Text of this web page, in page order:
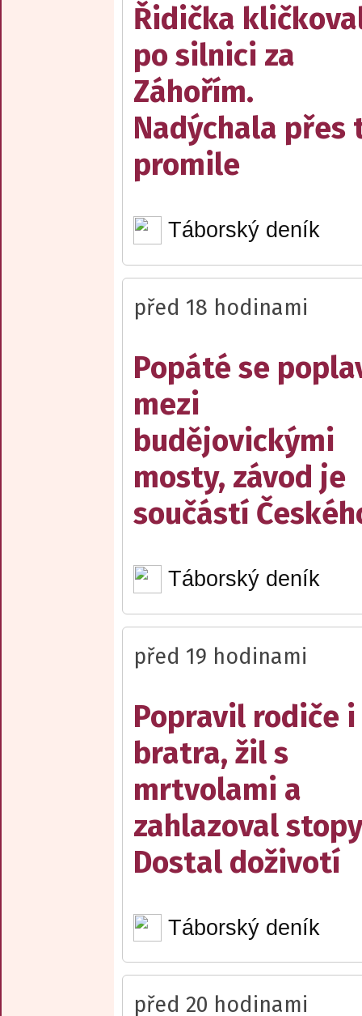
Řidička
po silnici za
Záhořím.
Nadýchala přes
promile
Táborský deník
před 18 hodinami
Popáté se
mezi
budějovickými
mosty, závod je
součástí
Táborský deník
před 19 hodinami
Popravil rodiče i
bratra, žil s
mrtvolami a
zahlazoval
Dostal doživotí
Táborský deník
před 20 hodinami